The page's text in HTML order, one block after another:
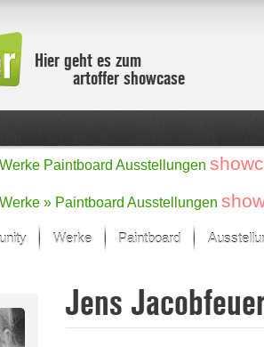
Hier geht es zum
artoffer showcase
Werke Paintboard Ausstellungen
Werke » Paintboard Ausstellungen
Werke
Der letzte Monat im Fokus
Alle Fokus-Werke
Paintboard
Jens